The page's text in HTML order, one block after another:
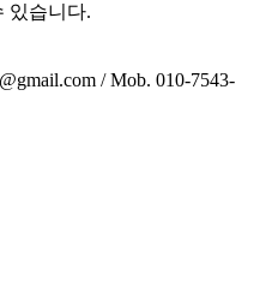
있습니다.
/ Mob. 010-7543-